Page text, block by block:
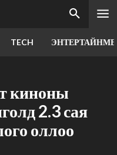
TECH
киноны
2.3 сая
оллоо